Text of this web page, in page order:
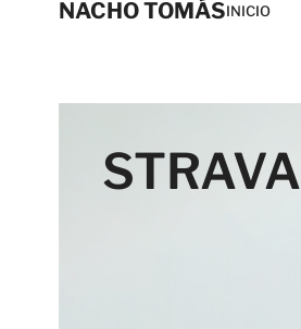
NACHO TOMÁSINICIO
STRAVA